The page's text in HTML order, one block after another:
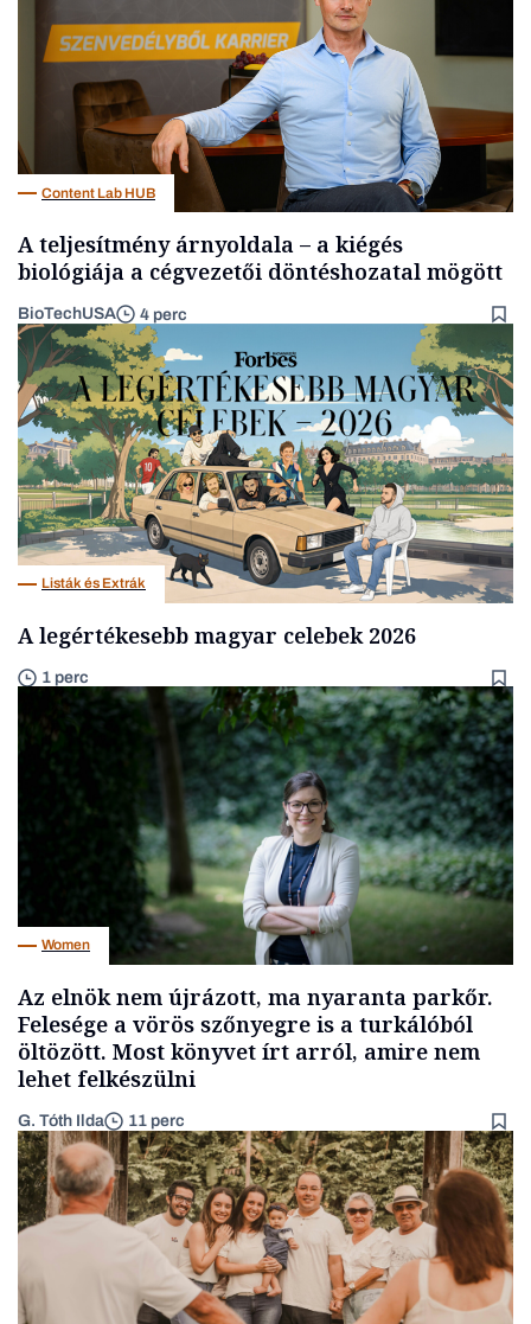
Content Lab HUB
A teljesítmény árnyoldala – a kiégés
biológiája a cégvezetői döntéshozatal mögött
BioTechUSA 4 perc
Listák és Extrák
A legértékesebb magyar celebek 2026
1 perc
Women
Az elnök nem újrázott, ma nyaranta parkőr.
Felesége a vörös szőnyegre is a turkálóból
öltözött. Most könyvet írt arról, amire nem
lehet felkészülni
G. Tóth Ilda 11 perc